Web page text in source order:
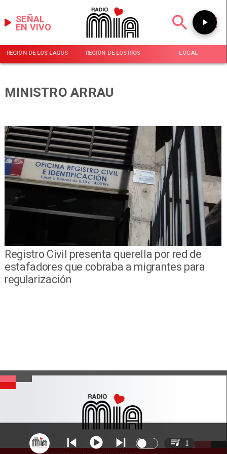
EN VIVO
SEÑAL
REGIÓN DE LOS LAGOS REGIÓN DE LOS RÍOS LOCAL
MINISTRO ARRAU
Registro Civil presenta querella por red de
estafadores que cobraba a migrantes para
regularización
1